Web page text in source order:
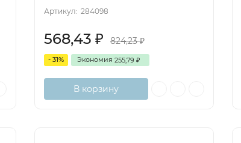
Артикул: 284098
568,43 ₽ 824,23₽
- 31% Экономия 255,79 ₽
В корзину